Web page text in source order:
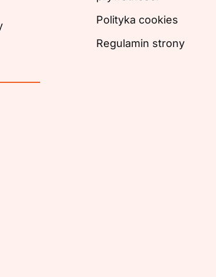
Polityka cookies
Regulamin strony